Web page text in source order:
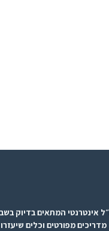
אינטרנטי המתאים בדיוק
מפורטים וכלים